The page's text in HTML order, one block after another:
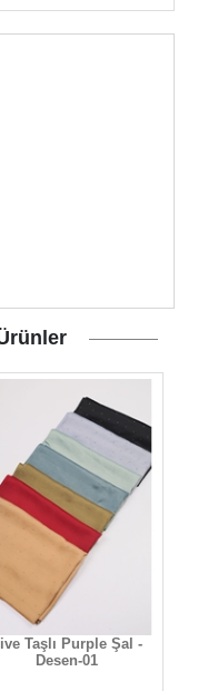
Taşlı Purple Şal -
Desen-01